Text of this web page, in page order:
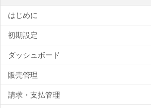
はじめに
初期設定
ダッシュボード
販売管理
請求・支払管理